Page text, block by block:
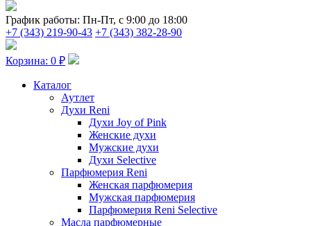
График работы: Пн-Пт, с 9:00 до 18:00
+7 (343) 219-90-43 +7 (343) 382-28-90
Корзина: 0 ₽
Каталог
Аутлет
Духи Reni
Духи Joy of Pink
Женские духи
Мужские духи
Духи Selective
Парфюмерия Reni
Женская парфюмерия
Мужская парфюмерия
Парфюмерия Reni Selective
Масла парфюмерные